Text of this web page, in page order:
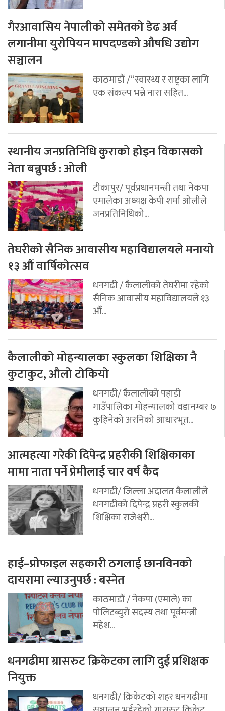
गैरआवासिय नेपालीको समेतको डेढ अर्व
लगानीमा युरोपियन मापदण्डको औषधि उद्योग
सञ्चालन
काठमाडौं /“स्वास्थ्य र राष्ट्रका लागि
एक संकल्प भन्ने नारा सहित...
स्थानीय जनप्रतिनिधि कुराको होइन विकासको
नेता बन्नुपर्छ : ओली
टीकापुर/ पूर्वप्रधानमन्त्री तथा नेकपा
एमालेका अध्यक्ष केपी शर्मा ओलीले
जनप्रतिनिधिको...
तेघरीको सैनिक आवासीय महाविद्यालयले मनायो
१३ औँ वार्षिकोत्सव
धनगढी / कैलालीको तेघरीमा रहेको
सैनिक आवासीय महाविद्यालयले १३
औँ...
कैलालीको मोहन्यालका स्कुलका शिक्षिका नै
कुटाकुट, औलो टोकियो
धनगढी/ कैलालीको पहाडी
गाउँपालिका मोहन्यालको वडानम्बर ७
कुहिनेको अरनिको आधारभूत...
आत्महत्या गरेकी दिपेन्द्र प्रहरीकी शिक्षिकाका
मामा नाता पर्ने प्रेमीलाई चार वर्ष कैद
धनगढी/ जिल्ला अदालत कैलालीले
धनगढीको दिपेन्द्र प्रहरी स्कुलकी
शिक्षिका राजेश्वरी...
हाई–प्रोफाइल सहकारी ठगलाई छानविनको
दायरामा ल्याउनुपर्छ : बस्नेत
काठमाडौं / नेकपा (एमाले) का
पोलिटब्युरो सदस्य तथा पूर्वमन्त्री
महेश...
धनगढीमा ग्रासरुट क्रिकेटका लागि दुई प्रशिक्षक
नियुक्त
धनगढी/ क्रिकेटको शहर धनगढीमा